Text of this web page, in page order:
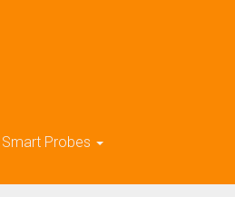
Smart Probes